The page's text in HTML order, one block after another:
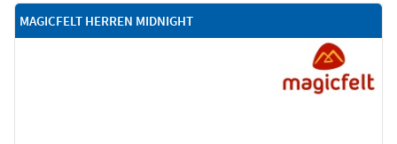
MAGICFELT HERREN MIDNIGHT